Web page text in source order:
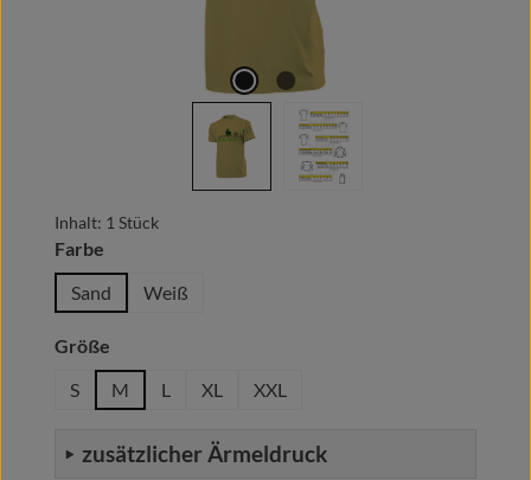
Inhalt: 1 Stück
Farbe
Sand
Weiß
Größe
S
M L XL XXL
zusätzlicher Ärmeldruck